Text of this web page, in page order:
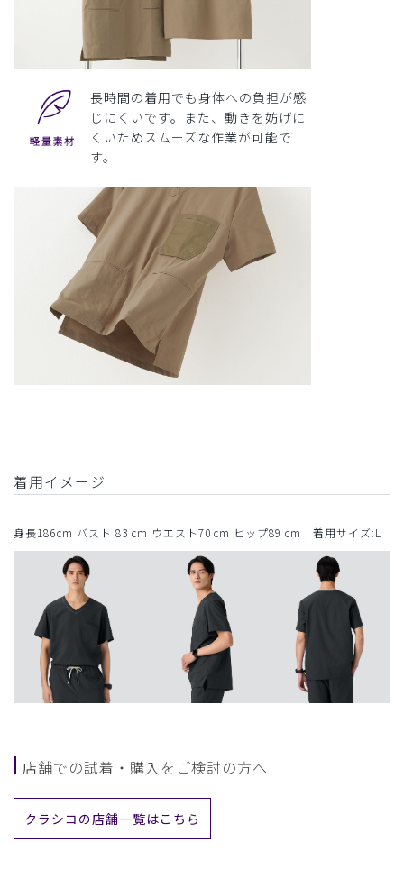
長時間の着用でも身体への負担が感
じにくいです。また、動きを妨げに
くいためスムーズな作業が可能で
す。
着用イメージ
身長186cm バスト 83 cm ウエスト70 cm ヒップ89 cm 着用サイズ:L
店舗での試着・購入をご検討の方へ
クラシコの店舗一覧はこちら